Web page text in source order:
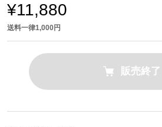
¥11,880
送料一律1,000円
販売終了